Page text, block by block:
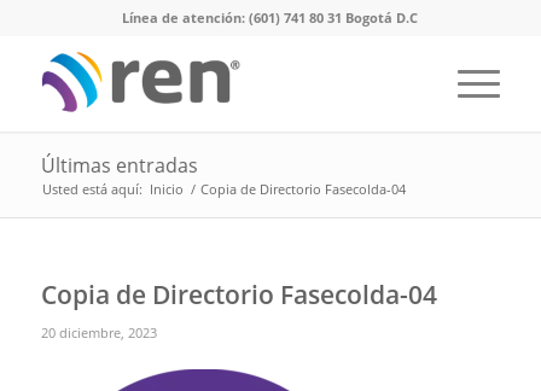
Línea de atención: (601) 741 80 31 Bogotá D.C
Últimas entradas
Usted está aquí: Inicio / Copia de Directorio Fasecolda-04
Copia de Directorio Fasecolda-04
20 diciembre, 2023